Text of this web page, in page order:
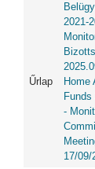
Űrlap
2021-
Home
Funds
-
17/09/